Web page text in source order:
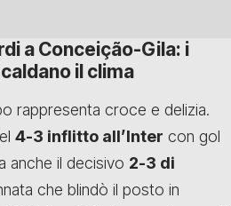
a Conceição-Gila: i
il clima
rappresenta croce e delizia.
4-3 inflitto all’Inter con gol
anche il decisivo 2-3 di
che blindò il posto in